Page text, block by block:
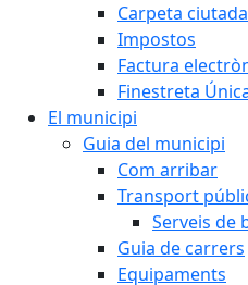
Carpeta
Impostos
Factura
Finestreta
El municipi
Guia del municipi
Com arribar
Transport
Serveis de
Guia de carrers
Equipaments